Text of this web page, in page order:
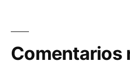
Comentarios